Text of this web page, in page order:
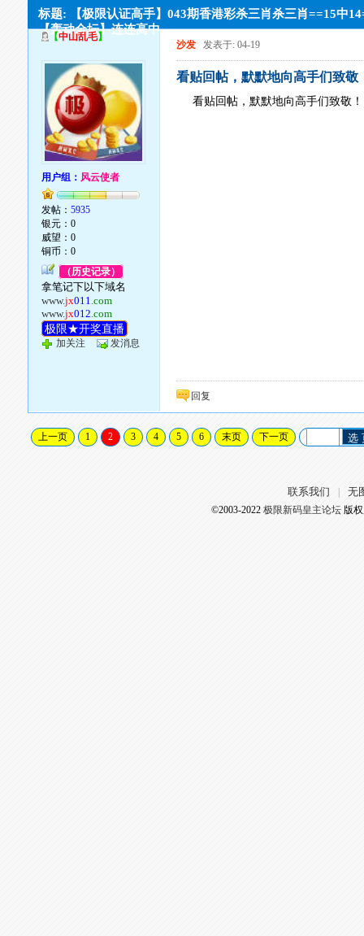
标题: 【极限认证高手】043期香港彩杀三肖杀三肖==15中
【轰动全坛】连连高中
【中山乱毛】
用户组： 风云使者
发帖：5935
银元：0
威望：0
铜币：0
（历史记录）
拿笔记下以下域名
www.jx011.com
www.jx012.com
极限★开奖直播
加关注 发消息
沙发 发表于: 04-19
看贴回帖，默默地向高手们致敬
看贴回帖，默默地向高手们致敬！
回复
上一页 1 2 3 4 5 6 末页 下一页 选
联系我们 无
©2003-2022 极限新码皇主论坛版权